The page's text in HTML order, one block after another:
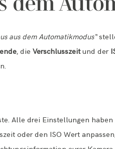
dem
aus dem Automatikmodus“
, die Verschlusszeitund der
Alle drei Einstellungen
oder den ISO Wert